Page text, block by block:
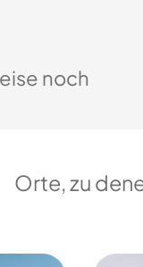
noch
Orte, zu